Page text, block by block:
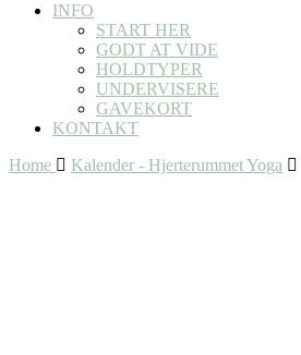
INFO
START HER
GODT AT VIDE
HOLDTYPER
UNDERVISERE
GAVEKORT
KONTAKT
Home
Kalender - Hjerterummet Yoga